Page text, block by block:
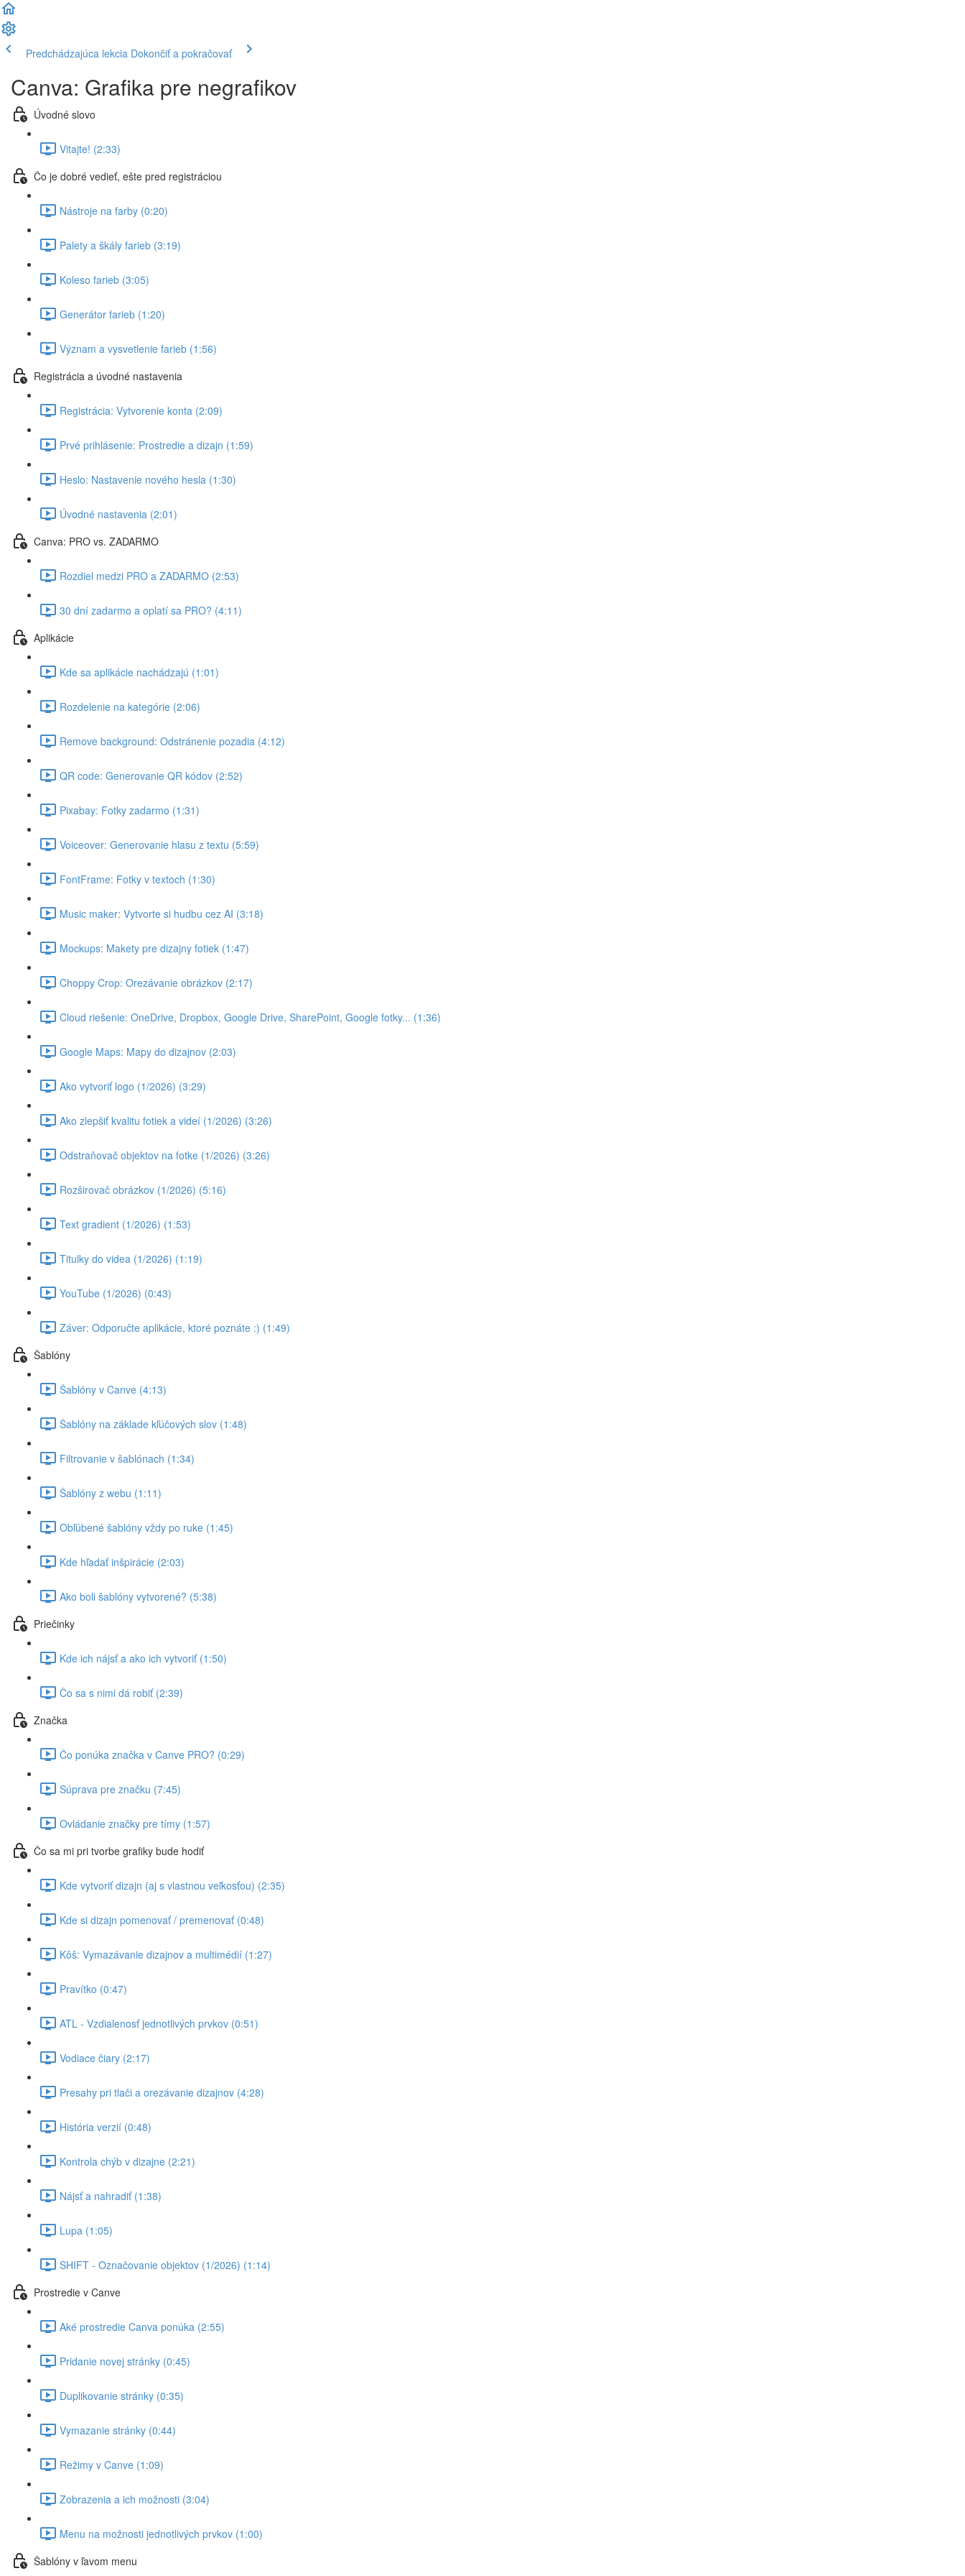
Predchádzajúca lekcia Dokončiť a pokračovať
Canva: Grafika pre negrafikov
Úvodné slovo
Vitajte! (2:33)
Čo je dobré vedieť, ešte pred registráciou
Nástroje na farby (0:20)
Palety a škály farieb (3:19)
Koleso farieb (3:05)
Generátor farieb (1:20)
Význam a vysvetlenie farieb (1:56)
Registrácia a úvodné nastavenia
Registrácia: Vytvorenie konta (2:09)
Prvé prihlásenie: Prostredie a dizajn (1:59)
Heslo: Nastavenie nového hesla (1:30)
Úvodné nastavenia (2:01)
Canva: PRO vs. ZADARMO
Rozdiel medzi PRO a ZADARMO (2:53)
30 dní zadarmo a oplatí sa PRO? (4:11)
Aplikácie
Kde sa aplikácie nachádzajú (1:01)
Rozdelenie na kategórie (2:06)
Remove background: Odstránenie pozadia (4:12)
QR code: Generovanie QR kódov (2:52)
Pixabay: Fotky zadarmo (1:31)
Voiceover: Generovanie hlasu z textu (5:59)
FontFrame: Fotky v textoch (1:30)
Music maker: Vytvorte si hudbu cez AI (3:18)
Mockups: Makety pre dizajny fotiek (1:47)
Choppy Crop: Orezávanie obrázkov (2:17)
Cloud riešenie: OneDrive, Dropbox, Google Drive, SharePoint, Google fotky... (1:36)
Google Maps: Mapy do dizajnov (2:03)
Ako vytvoriť logo (1/2026) (3:29)
Ako zlepšiť kvalitu fotiek a videí (1/2026) (3:26)
Odstraňovač objektov na fotke (1/2026) (3:26)
Rozširovač obrázkov (1/2026) (5:16)
Text gradient (1/2026) (1:53)
Titulky do videa (1/2026) (1:19)
YouTube (1/2026) (0:43)
Záver: Odporučte aplikácie, ktoré poznáte :) (1:49)
Šablóny
Šablóny v Canve (4:13)
Šablóny na základe kľúčových slov (1:48)
Filtrovanie v šablónach (1:34)
Šablóny z webu (1:11)
Obľúbené šablóny vždy po ruke (1:45)
Kde hľadať inšpirácie (2:03)
Ako boli šablóny vytvorené? (5:38)
Priečinky
Kde ich nájsť a ako ich vytvoriť (1:50)
Čo sa s nimi dá robiť (2:39)
Značka
Čo ponúka značka v Canve PRO? (0:29)
Súprava pre značku (7:45)
Ovládanie značky pre tímy (1:57)
Čo sa mi pri tvorbe grafiky bude hodiť
Kde vytvoriť dizajn (aj s vlastnou veľkosťou) (2:35)
Kde si dizajn pomenovať / premenovať (0:48)
Kôš: Vymazávanie dizajnov a multimédií (1:27)
Pravítko (0:47)
ATL - Vzdialenosť jednotlivých prvkov (0:51)
Vodiace čiary (2:17)
Presahy pri tlači a orezávanie dizajnov (4:28)
História verzií (0:48)
Kontrola chýb v dizajne (2:21)
Nájsť a nahradiť (1:38)
Lupa (1:05)
SHIFT - Označovanie objektov (1/2026) (1:14)
Prostredie v Canve
Aké prostredie Canva ponúka (2:55)
Pridanie novej stránky (0:45)
Duplikovanie stránky (0:35)
Vymazanie stránky (0:44)
Režimy v Canve (1:09)
Zobrazenia a ich možnosti (3:04)
Menu na možnosti jednotlivých prvkov (1:00)
Šablóny v ľavom menu